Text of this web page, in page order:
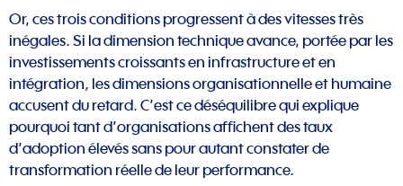
Or, ces trois conditions progressent à des vitesses très
inégales. Si la dimension technique avance, portée par les
investissements croissants en infrastructure et en
intégration, les dimensions organisationnelle et humaine
accusent du retard. C’est ce déséquilibre qui explique
pourquoi tant d’organisations affichent des taux
d’adoption élevés sans pour autant constater de
transformation réelle de leur performance.